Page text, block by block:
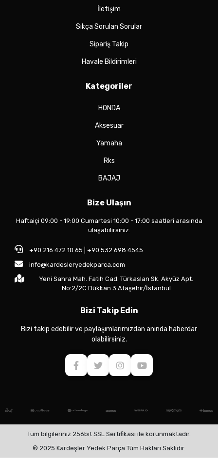
İletişim
Sıkça Sorulan Sorular
Sipariş Takip
Havale Bildirimleri
Kategoriler
HONDA
Aksesuar
Yamaha
Rks
BAJAJ
Bize Ulaşın
Haftaiçi 09:00 - 19:00 Cumartesi 10:00 - 17:00 saatleri arasında
ulaşabilirsiniz.
+90 216 472 10 65 | +90 532 698 4545
info@kardesleryedekparca.com
Yeni Sahra Mah. Fatih Cad. Türkaslan Sk. Akyüz Apt.
No:2/2C Dükkan 3 Ataşehir/İstanbul
Bizi Takip Edin
Bizi takip edebilir ve paylaşımlarımızdan anında haberdar
olabilirsiniz.
Tüm bilgileriniz 256bit SSL Sertifikası ile korunmaktadır.
© 2025 Kardeşler Yedek Parça Tüm Hakları Saklıdır.